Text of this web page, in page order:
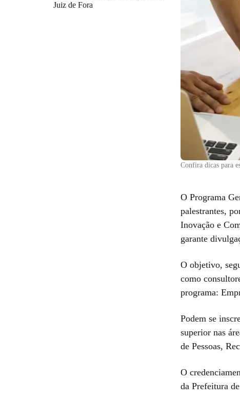
Confira dicas para
O Programa
palestrantes,
Inovação e
garante
O objetivo,
como
programa:
Podem se
superior nas
de Pessoas,
O
da Prefeitura
Juiz de Fora